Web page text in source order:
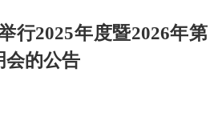
行2025年度暨2026年第
会的公告